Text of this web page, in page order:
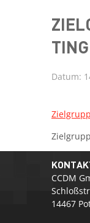
Datum:
CCDM
14467